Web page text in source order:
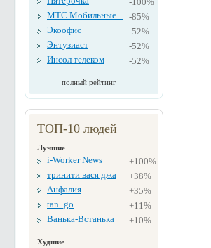
МТС Мобильные... -85%
Экоофис
-52%
Энтузиаст
-52%
Инсол телеком
-52%
полный рейтинг
ТОП-10 людей
Лучшие
i-Worker News
+100%
тринити вася джа
+38%
Анфалия
+35%
tan_go
+11%
Ванька-Встанька
+10%
Худшие